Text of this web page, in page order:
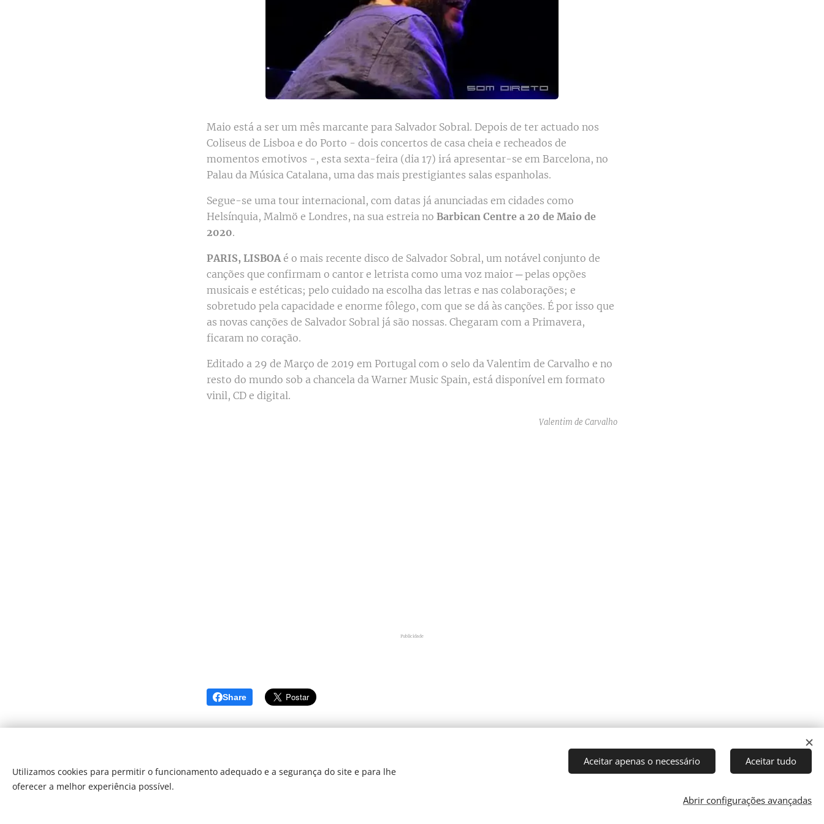
Maio está a ser um mês marcante para Salvador Sobral. Depois de ter actuado nos
Coliseus de Lisboa e do Porto - dois concertos de casa cheia e recheados de
momentos emotivos -, esta sexta-feira (dia 17) irá apresentar-se em Barcelona, no
Palau da Música Catalana, uma das mais prestigiantes salas espanholas.
Segue-se uma tour internacional, com datas já anunciadas em cidades como
Helsínquia, Malmö e Londres, na sua estreia no Barbican Centre a 20 de Maio de
2020.
PARIS, LISBOAé o mais recente disco de Salvador Sobral, um notável conjunto de
canções que confirmam o cantor e letrista como uma voz maior ─ pelas opções
musicais e estéticas; pelo cuidado na escolha das letras e nas colaborações; e
sobretudo pela capacidade e enorme fôlego, com que se dá às canções. É por isso que
as novas canções de Salvador Sobral já são nossas. Chegaram com a Primavera,
ficaram no coração.
Editado a 29 de Março de 2019 em Portugal com o selo da Valentim de Carvalho e no
resto do mundo sob a chancela da Warner Music Spain, está disponível em formato
vinil, CD e digital.
Valentim de Carvalho
Publicidade
Share
Cookies
Utilizamos cookies para permitir o funcionamento adequado e a segurança do site e para lhe
oferecer a melhor experiência possível.
Aceitar apenas o necessário Aceitar tudo
Abrir configurações avançadas